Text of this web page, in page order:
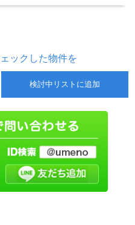
ックした物件を
検討中リストに追加